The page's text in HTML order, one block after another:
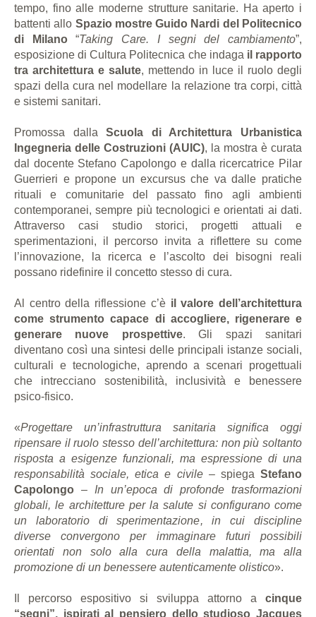
tempo, fino alle moderne strutture sanitarie. Ha aperto i
battenti allo Spazio mostre Guido Nardi del Politecnico
di Milano“Taking Care. I segni del cambiamento”,
esposizione di Cultura Politecnica che indaga il rapporto
tra architettura e salute, mettendo in luce il ruolo degli
spazi della cura nel modellare la relazione tra corpi, città
e sistemi sanitari.
Promossa dallaScuola di Architettura Urbanistica
Ingegneria delle Costruzioni (AUIC), la mostra è curata
dal docente Stefano Capolongo e dalla ricercatrice Pilar
Guerrieri e propone un excursus che va dalle pratiche
rituali e comunitarie del passato fino agli ambienti
contemporanei, sempre più tecnologici e orientati ai dati.
Attraverso casi studio storici, progetti attuali e
sperimentazioni, il percorso invita a riflettere su come
l’innovazione, la ricerca e l’ascolto dei bisogni reali
possano ridefinire il concetto stesso di cura.
Al centro della riflessione c’è il valore dell’architettura
come strumento capace di accogliere, rigenerare e
generare nuove prospettive. Gli spazi sanitari
diventano così una sintesi delle principali istanze sociali,
culturali e tecnologiche, aprendo a scenari progettuali
che intrecciano sostenibilità, inclusività e benessere
psico-fisico.
«Progettare un’infrastruttura sanitaria significa oggi
ripensare il ruolo stesso dell’architettura: non più soltanto
risposta a esigenze funzionali, ma espressione di una
responsabilità sociale, etica e civile– spiegaStefano
Capolongo – In un’epoca di profonde trasformazioni
globali, le architetture per la salute si configurano come
un laboratorio di sperimentazione, in cui discipline
diverse convergono per immaginare futuri possibili
orientati non solo alla cura della malattia, ma alla
promozione di un benessere autenticamente olistico».
Il percorso espositivo si sviluppa attorno a cinque
“segni”, ispirati al pensiero dello studioso Jacques